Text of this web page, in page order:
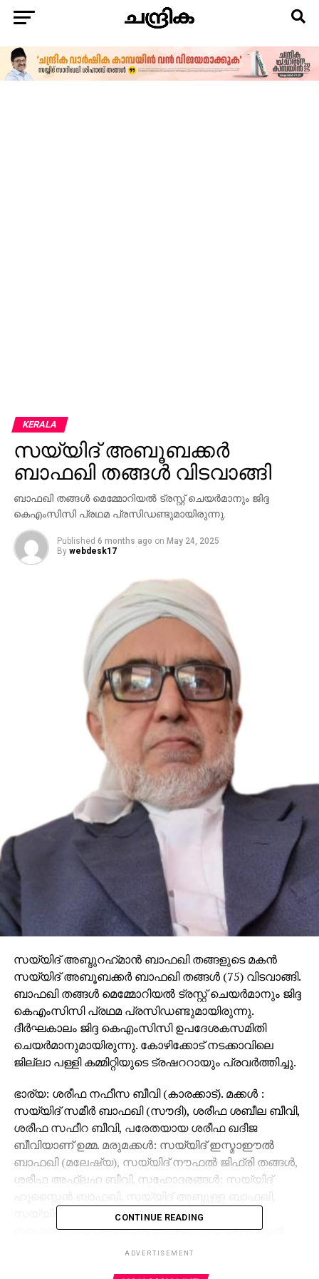
KERALA
സയ്യിദ് അബൂബക്കര്‍
ബാഫഖി തങ്ങള്‍ വിടവാങ്ങി
ബാഫഖി തങ്ങള്‍ മെമ്മോറിയല്‍ ട്രസ്റ്റ് ചെയര്‍മാനും ജിദ്ദ
കെഎംസിസി പ്രഥമ പ്രസിഡണ്ടുമായിരുന്നു.
Published 6 months ago on May 24, 2025
By webdesk17
സയ്യിദ് അബ്ദുറഹ്‌മാന്‍ ബാഫഖി തങ്ങളുടെ മകന്‍
സയ്യിദ് അബൂബക്കര്‍ ബാഫഖി തങ്ങള്‍ (75) വിടവാങ്ങി.
ബാഫഖി തങ്ങള്‍ മെമ്മോറിയല്‍ ട്രസ്റ്റ് ചെയര്‍മാനും ജിദ്ദ
കെഎംസിസി പ്രഥമ പ്രസിഡണ്ടുമായിരുന്നു.
ദീര്‍ഘകാലം ജിദ്ദ കെഎംസിസി ഉപദേശകസമിതി
ചെയര്‍മാനുമായിരുന്നു. കോഴിക്കോട് നടക്കാവിലെ
ജില്ലാ പള്ളി കമ്മിറ്റിയുടെ ട്രഷററായും പ്രവര്‍ത്തിച്ചു.
ഭാര്യ: ശരീഫ നഫീസ ബീവി (കാരക്കാട്). മക്കള്‍ :
സയ്യിദ് സമീര്‍ ബാഫഖി (സൗദി), ശരീഫ ശബീല ബീവി,
ശരീഫ സഫീറ ബീവി, പരേതയായ ശരീഫ ഖദീജ
ബീവിയാണ് ഉമ്മ. മരുമക്കള്‍: സയ്യിദ് ഇസ്മാഈല്‍
ബാഫഖി (മലേഷ്യ), സയ്യിദ് നൗഫല്‍ ജിഫ്രി തങ്ങള്‍,
ശരീഫ അഫ്ലഹ ബീവി. സഹോദരങ്ങള്‍: സയ്യിദ്
സയ്യിദ് ഇബ്രാഹിം ബാഫഖി, സയ്യിദ് ഹംസ
ബാഫഖി, സയ്യിദ് അലി ബാഫഖി, സയ്യിദ് ഹസ്സന്‍
ബാഫഖി, സയ്യിദ് അഹമ്മദ് ബാഫഖി, ശെരീഫ മറിയം
CONTINUE READING
ADVERTISEMENT